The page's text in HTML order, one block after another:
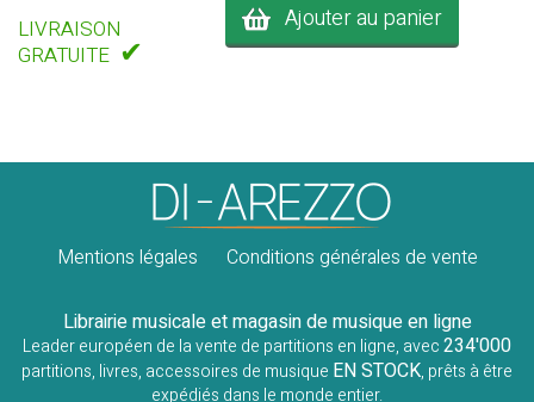
LIVRAISON
GRATUITE ✔
Ajouter au panier
Mentions légales Conditions générales de vente
Librairie musicale et magasin de musique en ligne
Leader européen de la vente de partitions en ligne, avec234'000
partitions, livres, accessoires de musique EN STOCK, prêts à être
expédiés dans le monde entier.